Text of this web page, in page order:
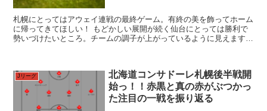
札幌にとってはアウェイ連戦の最終ゲーム。有終の美を飾ってホーム
に帰ってきてほしい！ もどかしい展開が続く仙台にとっては勝利で
勢いづけたいところ。チームの調子が上がっているように見えます。
Jリーグ
北海道コンサドーレ札幌後半戦開
始っ！！赤黒と真の赤がぶつかっ
た注目の一戦を振り返る